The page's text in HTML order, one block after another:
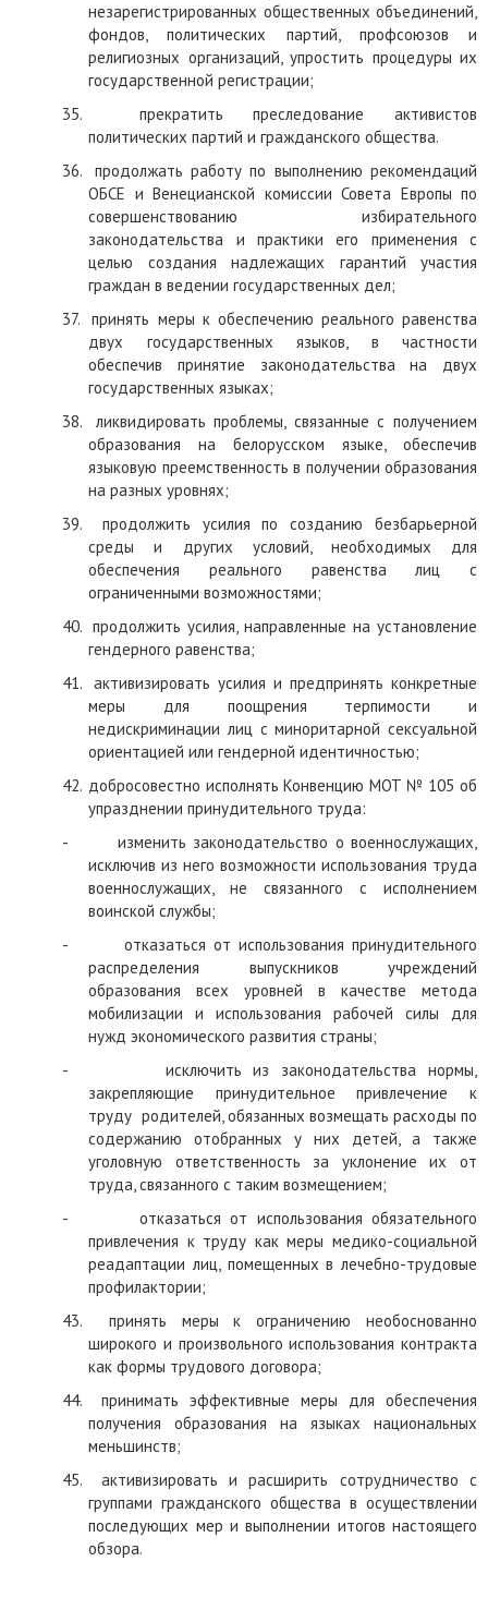
незарегистрированных общественных объединений,
фондов, политических партий, профсоюзов и
религиозных организаций, упростить процедуры их
государственной регистрации;
35.
прекратить преследование активистов
политических партий и гражданского общества.
36.
продолжать работу по выполнению рекомендаций
ОБСЕ и Венецианской комиссии Совета Европы по
совершенствованию избирательного
законодательства и практики его применения с
целью создания надлежащих гарантий участия
граждан в ведении государственных дел;
37.
принять меры к обеспечению реального равенства
двух государственных языков, в частности
обеспечив принятие законодательства на двух
государственных языках;
38.
ликвидировать проблемы, связанные с получением
образования на белорусском языке, обеспечив
языковую преемственность в получении образования
на разных уровнях;
39.
продолжить усилия по созданию безбарьерной
среды и других условий, необходимых для
обеспечения реального равенства лиц с
ограниченными возможностями;
40. продолжить усилия, направленные на установление
гендерного равенства;
41. активизировать усилия и предпринять конкретные
меры для поощрения терпимости и
недискриминации лиц с миноритарной сексуальной
ориентацией или гендерной идентичностью;
42. добросовестно исполнять Конвенцию МОТ № 105об
упразднении принудительного труда:
-
изменить законодательство о военнослужащих,
исключив из него возможности использования труда
военнослужащих, не связанного с исполнением
воинской службы;
-
отказаться от использования принудительного
распределения выпускников учреждений
образования всех уровней в качестве метода
мобилизации и использования рабочей силы для
нужд экономического развития страны;
-
исключить из законодательства нормы,
закрепляющие принудительное привлечение к
труду родителей, обязанных возмещать расходы по
содержанию отобранных у них детей, а также
уголовную ответственность за уклонение их от
труда, связанного с таким возмещением;
-
отказаться от использования обязательного
привлечения к труду как меры медико-социальной
реадаптации лиц, помещенных в лечебно-трудовые
профилактории;
43.
принять меры к ограничению необоснованно
широкого и произвольного использования контракта
как формы трудового договора;
44.
принимать эффективные меры для обеспечения
получения образования на языках национальных
меньшинств;
45.
активизировать и расширить сотрудничество с
группами гражданского общества в осуществлении
последующих мер и выполнении итогов настоящего
обзора.